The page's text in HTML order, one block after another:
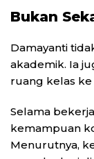
Bukan
Damayanti
akademik. Ia
ruang kelas ke
Selama
kemampuan
Menurutnya,